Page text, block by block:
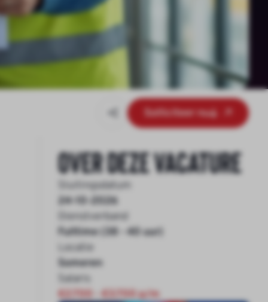
Solliciteer nu
Over deze vacature
Sluitingsdatum
24-10-2026
Dienstverband
Fulltime (38 - 40 uur)
Locatie
Someren
Salaris
€2.700 - €3.700 p/m